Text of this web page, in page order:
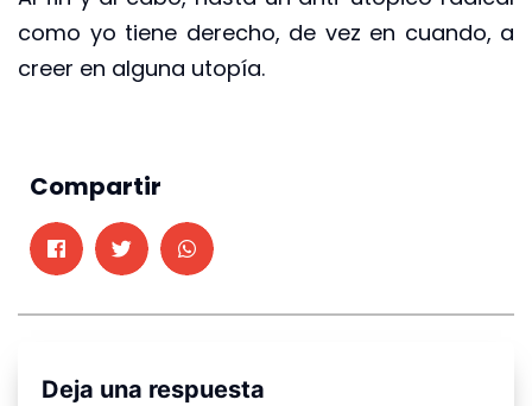
como yo tiene derecho, de vez en cuando, a
creer en alguna utopía.
Compartir
Deja una respuesta